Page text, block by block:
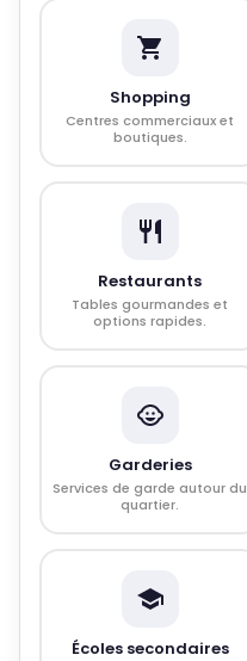
Shopping
Centres commerciaux et
boutiques.
Restaurants
Tables gourmandes et
options rapides.
Garderies
Services de garde autour du
quartier.
Écoles secondaires